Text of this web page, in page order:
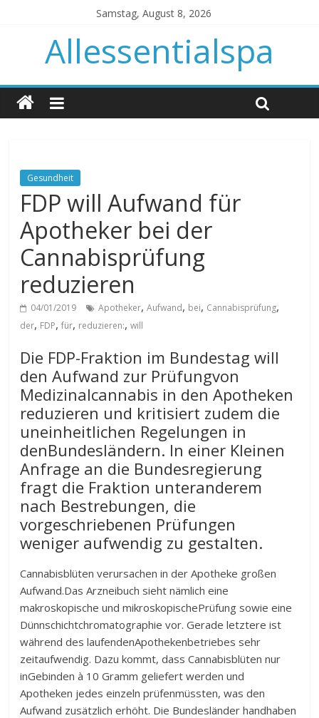
Samstag, August 8, 2026
Allessentialspa
Gesundheit
FDP will Aufwand für
Apotheker bei der
Cannabisprüfung
reduzieren
04/01/2019 Apotheker,Aufwand, bei, Cannabisprüfung,
der, FDP,für, reduzieren:,will
Die FDP-Fraktion im Bundestag will
den Aufwand zur Prüfungvon
Medizinalcannabis in den Apotheken
reduzieren und kritisiert zudem die
uneinheitlichen Regelungen in
denBundesländern. In einer Kleinen
Anfrage an die Bundesregierung
fragt die Fraktion unteranderem
nach Bestrebungen, die
vorgeschriebenen Prüfungen
weniger aufwendig zu gestalten.
Cannabisblüten verursachen in der Apotheke großen
Aufwand.Das Arzneibuch sieht nämlich eine
makroskopische und mikroskopischePrüfung sowie eine
Dünnschichtchromatographie vor. Gerade letztere ist
während des laufendenApothekenbetriebes sehr
zeitaufwendig. Dazu kommt, dass Cannabisblüten nur
inGebinden à 10 Gramm geliefert werden und
Apotheken jedes einzeln prüfenmüssten, was den
Aufwand zusätzlich erhöht. Die Bundesländer handhaben